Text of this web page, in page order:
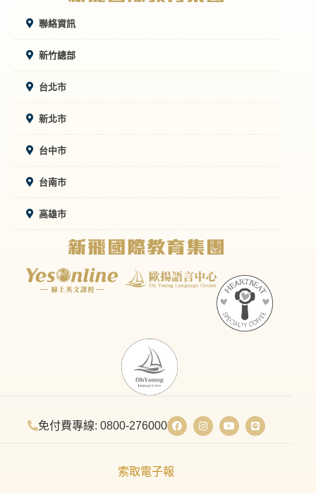
聯絡資訊
新竹總部
台北市
新北市
台中市
台南市
高雄市
免付費專線: 0800-276000
索取電子報